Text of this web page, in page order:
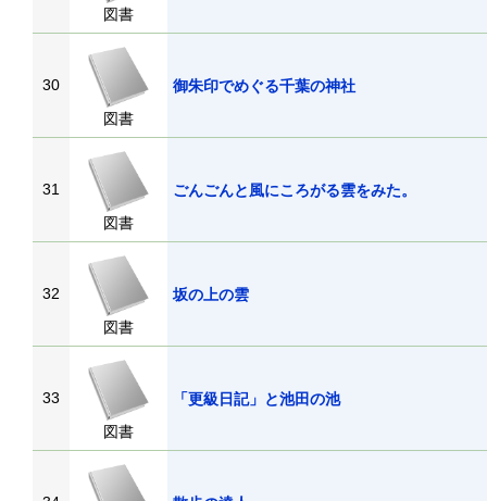
図書
30
図書
御朱印でめぐる千葉の神社
31
図書
ごんごんと風にころがる雲をみた。
32
図書
坂の上の雲
33
図書
「更級日記」と池田の池